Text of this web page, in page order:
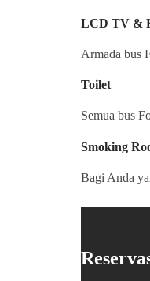
LCD TV &
Armada bus
Toilet
Semua bus
Smoking
Bagi Anda